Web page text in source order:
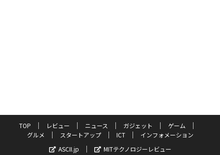
TOP レビュー ニュース ガジェット
ゲーム
グルメ
スタートアップ ICT
インフォメーション
ASCII.jp
MITテクノロジーレビュー